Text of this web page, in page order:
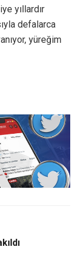
yıllardır
defalarca
yüreğim